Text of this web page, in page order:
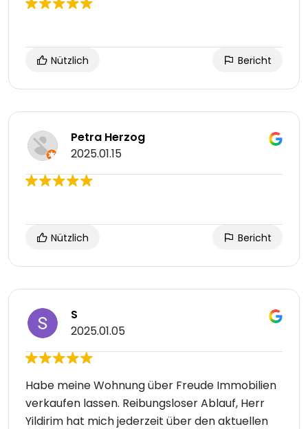
Nützlich Bericht
Petra Herzog
2025.01.15
Nützlich Bericht
S
2025.01.05
Habe meine Wohnung über Freude Immobilien
verkaufen lassen. Reibungsloser Ablauf, Herr
Yildirim hat mich jederzeit über den aktuellen